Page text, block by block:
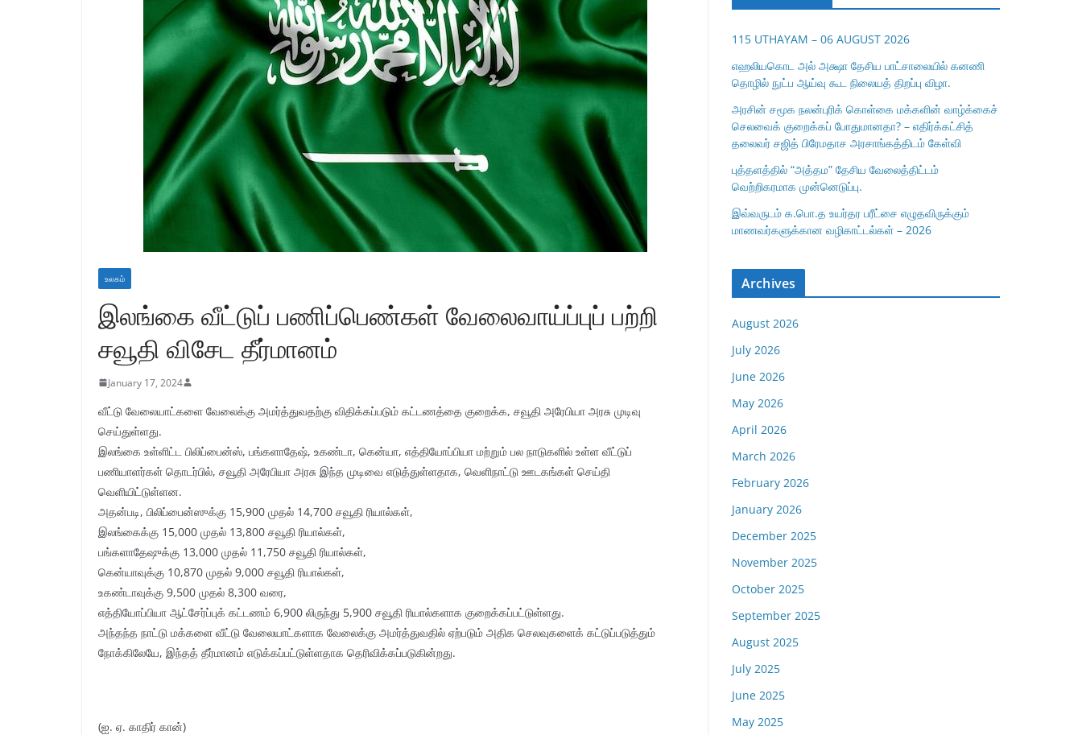
உலகம்
இலங்கை வீட்டுப் பணிப்பெண்கள் வேலைவாய்ப்புப் பற்றி
சவூதி விசேட தீர்மானம்
January 17, 2024
வீட்டு வேலையாட்களை வேலைக்கு அமர்த்துவதற்கு விதிக்கப்படும் கட்டணத்தை குறைக்க, சவூதி அரேபியா அரசு முடிவு
செய்துள்ளது.
இலங்கை உள்ளிட்ட பிலிப்பைன்ஸ், பங்களாதேஷ், உகண்டா, கென்யா, எத்தியோப்பியா மற்றும் பல நாடுகளில் உள்ள வீட்டுப்
பணியாளர்கள் தொடர்பில், சவூதி அரேபியா அரசு இந்த முடிவை எடுத்துள்ளதாக, வெளிநாட்டு ஊடகங்கள் செய்தி
வெளியிட்டுள்ளன.
அதன்படி, பிலிப்பைன்ஸுக்கு 15,900 முதல் 14,700 சவூதி ரியால்கள்,
இலங்கைக்கு 15,000 முதல் 13,800 சவூதி ரியால்கள்,
பங்களாதேஷுக்கு 13,000 முதல் 11,750 சவூதி ரியால்கள்,
கென்யாவுக்கு 10,870 முதல் 9,000 சவூதி ரியால்கள்,
உகண்டாவுக்கு 9,500 முதல் 8,300 வரை,
எத்தியோப்பியா ஆட்சேர்ப்புக் கட்டணம் 6,900 லிருந்து 5,900 சவூதி ரியால்களாக குறைக்கப்பட்டுள்ளது.
அந்தந்த நாட்டு மக்களை வீட்டு வேலையாட்களாக வேலைக்கு அமர்த்துவதில் ஏற்படும் அதிக செலவுகளைக் கட்டுப்படுத்தும்
நோக்கிலேயே, இந்தத் தீர்மானம் எடுக்கப்பட்டுள்ளதாக தெரிவிக்கப்படுகின்றது.
(ஐ. ஏ. காதிர் கான்)
115 UTHAYAM – 06 AUGUST 2026
எஹலியகொட அல் அக்ஷா தேசிய பாட்சாலையில் கனணி
தொழில் நுட்ப ஆய்வு கூட நிலையத் திறப்பு விழா.
அரசின் சமூக நலன்புரிக் கொள்கை மக்களின் வாழ்க்கைச்
செலவைக் குறைக்கப் போதுமானதா? – எதிர்க்கட்சித்
தலைவர் சஜித் பிரேமதாச அரசாங்கத்திடம் கேள்வி
புத்தளத்தில் “அத்தம” தேசிய வேலைத்திட்டம்
வெற்றிகரமாக முன்னெடுப்பு.
இவ்வருடம் க.பொ.த உயர்தர பரீட்சை எழுதவிருக்கும்
மாணவர்களுக்கான வழிகாட்டல்கள் – 2026
Archives
August 2026
July 2026
June 2026
May 2026
April 2026
March 2026
February 2026
January 2026
December 2025
November 2025
October 2025
September 2025
August 2025
July 2025
June 2025
May 2025